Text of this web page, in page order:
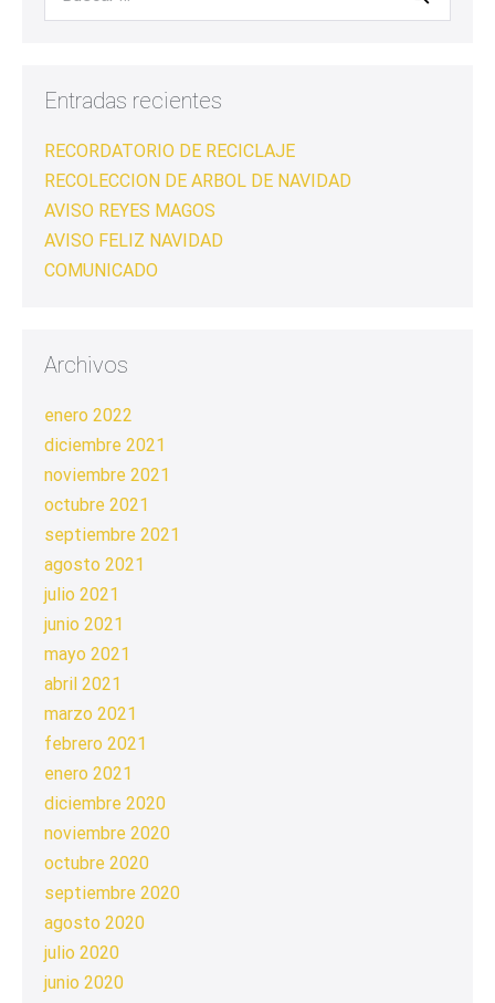
Entradas recientes
RECORDATORIO DE RECICLAJE
RECOLECCION DE ARBOL DE NAVIDAD
AVISO REYES MAGOS
AVISO FELIZ NAVIDAD
COMUNICADO
Archivos
enero 2022
diciembre 2021
noviembre 2021
octubre 2021
septiembre 2021
agosto 2021
julio 2021
junio 2021
mayo 2021
abril 2021
marzo 2021
febrero 2021
enero 2021
diciembre 2020
noviembre 2020
octubre 2020
septiembre 2020
agosto 2020
julio 2020
junio 2020